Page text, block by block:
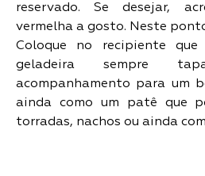
reservado. Se desejar,
vermelha a gosto. Neste
Coloque no recipiente
geladeira sempre
acompanhamento para um
ainda como um patê que
torradas, nachos ou ainda